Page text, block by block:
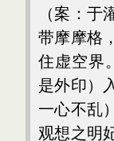
（案：
带摩摩格
住虚空界
是外印）
一心不乱
观想之明